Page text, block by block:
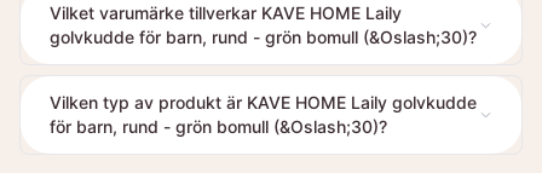
Vilket varumärke tillverkar KAVE HOME Laily
golvkudde för barn, rund - grön bomull (&Oslash;30)?
Vilken typ av produkt är KAVE HOME Laily golvkudde
för barn, rund - grön bomull (&Oslash;30)?